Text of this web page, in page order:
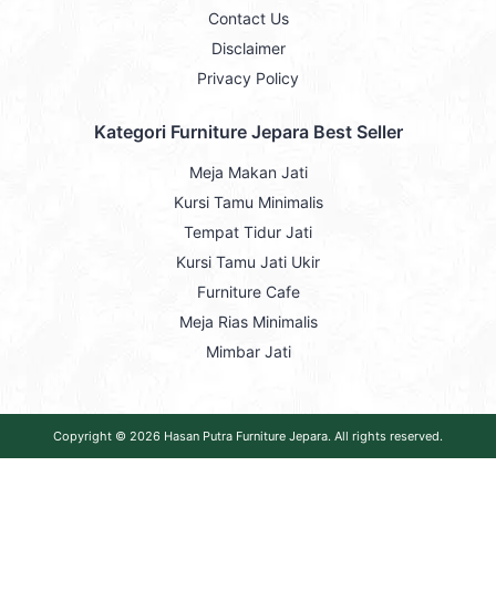
Contact Us
Disclaimer
Privacy Policy
Kategori Furniture Jepara Best Seller
Meja Makan Jati
Kursi Tamu Minimalis
Tempat Tidur Jati
Kursi Tamu Jati Ukir
Furniture Cafe
Meja Rias Minimalis
Mimbar Jati
Copyright © 2026 Hasan Putra Furniture Jepara. All rights reserved.